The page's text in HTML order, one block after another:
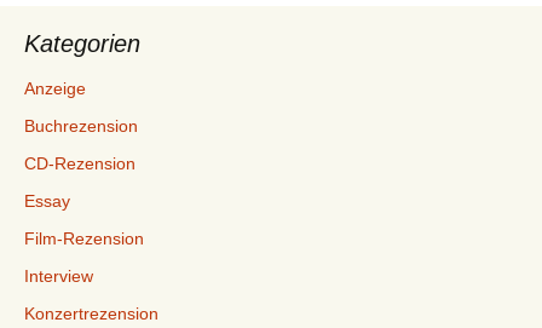
Kategorien
Anzeige
Buchrezension
CD-Rezension
Essay
Film-Rezension
Interview
Konzertrezension